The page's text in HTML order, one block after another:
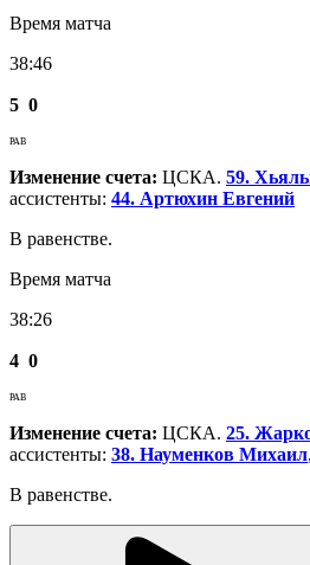
Время матча
38:46
5 0
РАВ
Изменение счета: ЦСКА. 59.
ассистенты: 44. Артюхин Евгений
В равенстве.
Время матча
38:26
4 0
РАВ
Изменение счета: ЦСКА. 25.
ассистенты: 38. Науменков Михаил,
В равенстве.